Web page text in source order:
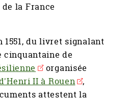
la France
1551, du livret signalant
de
organisée
II à Rouen
,
attestent la